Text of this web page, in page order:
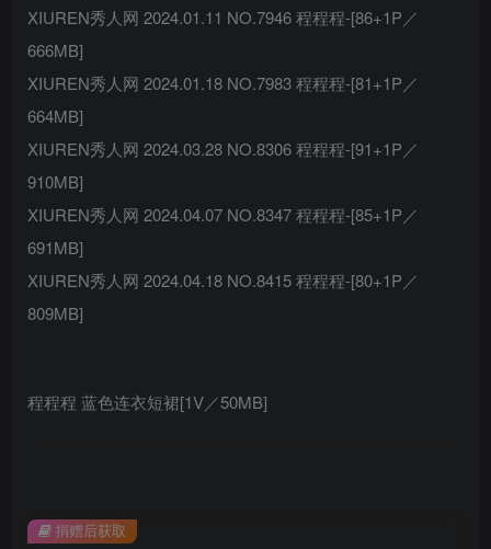
XIUREN秀人网 2024.01.11 NO.7946 程程程-[86+1P／
666MB]
XIUREN秀人网 2024.01.18 NO.7983 程程程-[81+1P／
664MB]
XIUREN秀人网 2024.03.28 NO.8306 程程程-[91+1P／
910MB]
XIUREN秀人网 2024.04.07 NO.8347 程程程-[85+1P／
691MB]
XIUREN秀人网 2024.04.18 NO.8415 程程程-[80+1P／
809MB]
程程程 蓝色连衣短裙[1V／50MB]
捐赠后获取